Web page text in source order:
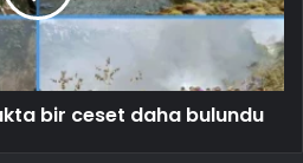
bir ceset daha bulundu